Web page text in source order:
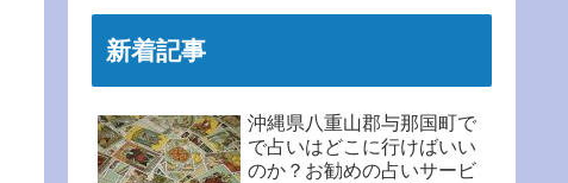
新着記事
沖縄県八重山郡与那国町で
で占いはどこに行けばいい
のか？お勧めの占いサービ